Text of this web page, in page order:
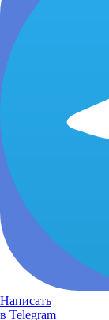
Написать
в Telegram